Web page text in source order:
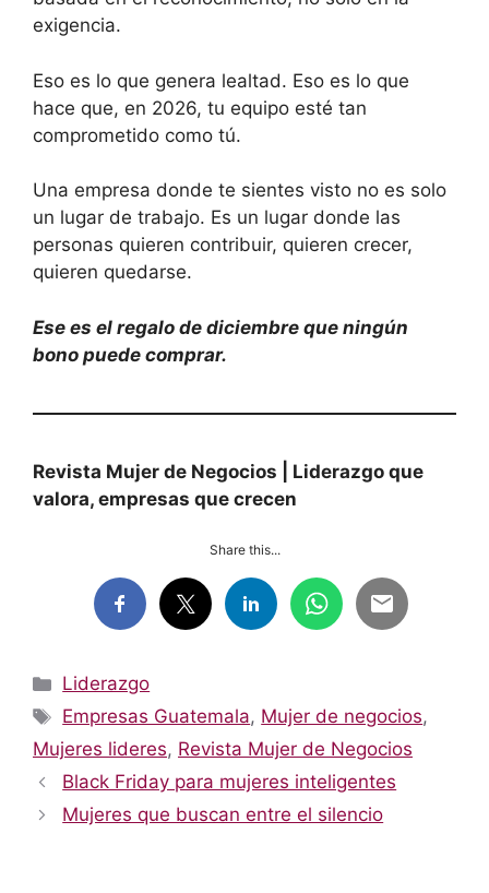
exigencia.
Eso es lo que genera lealtad. Eso es lo que
hace que, en 2026, tu equipo esté tan
comprometido como tú.
Una empresa donde te sientes visto no es solo
un lugar de trabajo. Es un lugar donde las
personas quieren contribuir, quieren crecer,
quieren quedarse.
Ese es el regalo de diciembre que ningún
bono puede comprar.
Revista Mujer de Negocios | Liderazgo que
valora, empresas que crecen
Share this...
Categorías
Liderazgo
Etiquetas
Empresas Guatemala, Mujer de negocios,
Mujeres lideres, Revista Mujer de Negocios
Black Friday para mujeres inteligentes
Mujeres que buscan entre el silencio